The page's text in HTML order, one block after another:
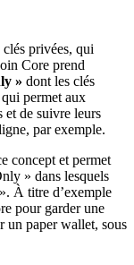
privées, qui
Core prend
» dont les clés
permet aux
et de suivre leurs
par exemple.
concept et permet
» dans lesquels
À titre d’exemple
pour garder une
un paper wallet, sous